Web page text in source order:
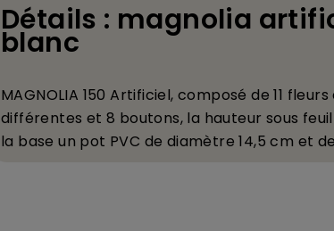
Détails : magnolia
blanc
MAGNOLIA 150 Artificiel, composé de 11
différentes et 8 boutons, la hauteur sous
la base un pot PVC de diamètre 14,5 cm et